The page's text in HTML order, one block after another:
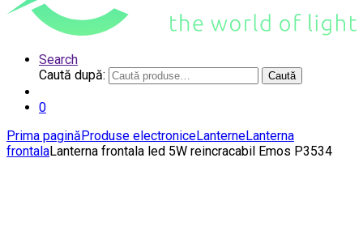
Search
Caută după:
Caută
0
Prima paginăProduse electroniceLanterneLanterna
frontalaLanterna frontala led 5W reincracabil Emos P3534